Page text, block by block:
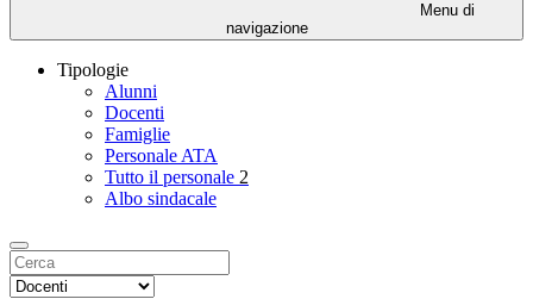
Menu di
navigazione
Tipologie
Alunni
Docenti
Famiglie
Personale ATA
Tutto il personale 2
Albo sindacale